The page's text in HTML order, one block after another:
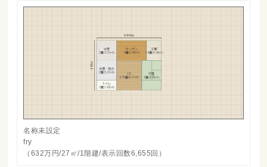
名称未設定
fry
（632万円/27㎡/1階建/表示回数6,655回）